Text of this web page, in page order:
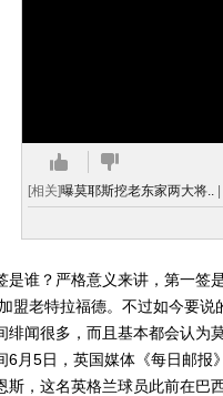
[相关]曝莫耶斯挖老东家两大将..
谁？严格意义来讲，第一签
盟老特拉福德。不过如今要
绯闻很多，而且基本都会认为
6月5日，英国媒体《每日邮
斯，这名英格兰球员此前在巴